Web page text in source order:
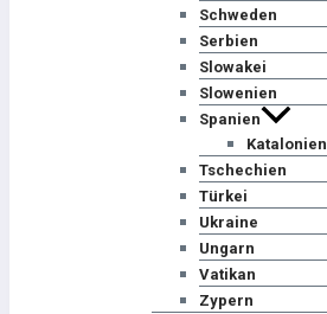
Schweden
Serbien
Slowakei
Slowenien
Spanien
Katalonien
Tschechien
Türkei
Ukraine
Ungarn
Vatikan
Zypern